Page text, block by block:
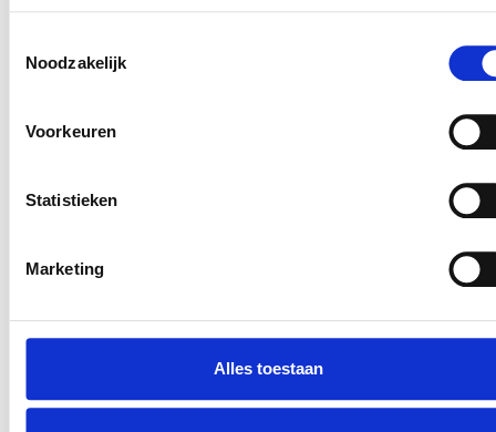
Noodzakelijk
Voorkeuren
Statistieken
Marketing
Alles toestaan